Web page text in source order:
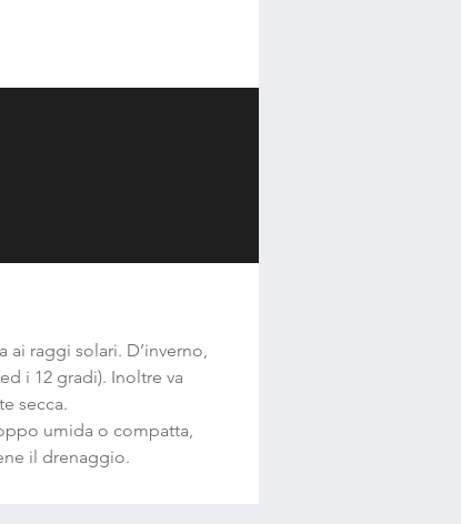
ai raggi solari. D’inverno,
i 12 gradi). Inoltre va
secca.
umida o compatta,
il drenaggio.